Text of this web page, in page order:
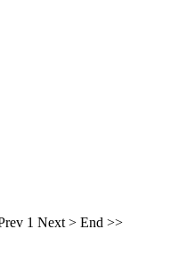
1 Next > End >>